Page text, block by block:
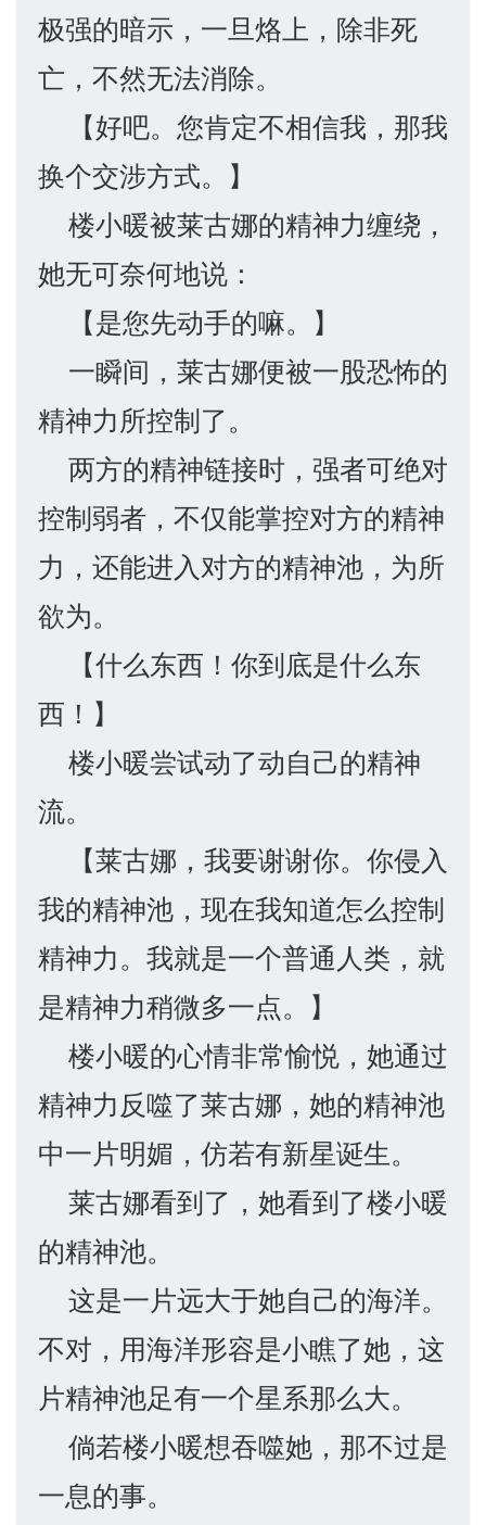
极强的暗示，一旦烙上，除非死
亡，不然无法消除。
【好吧。您肯定不相信我，那我
换个交涉方式。】
楼小暖被莱古娜的精神力缠绕，
她无可奈何地说：
【是您先动手的嘛。】
一瞬间，莱古娜便被一股恐怖的
精神力所控制了。
两方的精神链接时，强者可绝对
控制弱者，不仅能掌控对方的精神
力，还能进入对方的精神池，为所
欲为。
【什么东西！你到底是什么东
西！】
楼小暖尝试动了动自己的精神
流。
【莱古娜，我要谢谢你。你侵入
我的精神池，现在我知道怎么控制
精神力。我就是一个普通人类，就
是精神力稍微多一点。】
楼小暖的心情非常愉悦，她通过
精神力反噬了莱古娜，她的精神池
中一片明媚，仿若有新星诞生。
莱古娜看到了，她看到了楼小暖
的精神池。
这是一片远大于她自己的海洋。
不对，用海洋形容是小瞧了她，这
片精神池足有一个星系那么大。
倘若楼小暖想吞噬她，那不过是
一息的事。